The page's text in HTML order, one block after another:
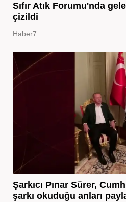
Sıfır Atık Forumu'nda
çizildi
Haber7
Şarkıcı Pınar Sürer,
şarkı okuduğu anları